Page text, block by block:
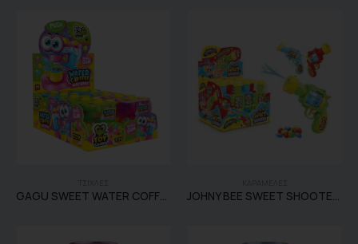
GAGU SWEET WATER COFFEE MACHINE 10TEM JOHNY BEE SWEET SHOOTER 12TEM